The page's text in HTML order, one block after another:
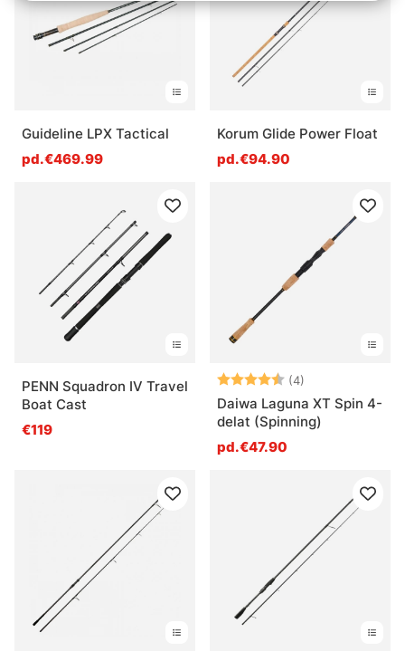
Guideline LPX Tactical
pd.€469.99
Korum Glide Power Float
pd.€94.90
PENN Squadron IV Travel
Boat Cast
€119
Note: (4)
Daiwa Laguna XT Spin 4-
delat (Spinning)
pd.€47.90